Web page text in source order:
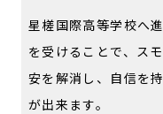
星槎国際高等学校へ
を受けることで、ス
安を解消し、自信を
が出来ます。